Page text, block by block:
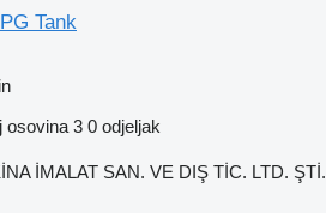
Tank
osovina 3 0 odjeljak
İMALAT SAN. VE DIŞ TİC. LTD. ŞTİ.